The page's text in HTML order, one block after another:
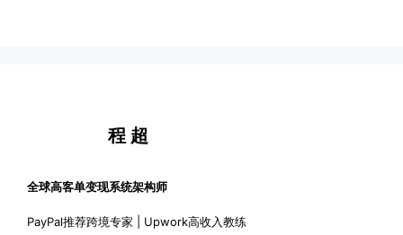
程 超
全球高客单变现系统架构师
PayPal推荐跨境专家 | Upwork高收入教练